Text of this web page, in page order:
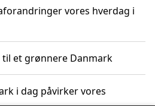
vores hverdag i
et grønnere Danmark
i dag påvirker vores